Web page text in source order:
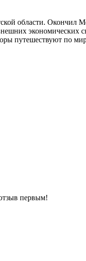
области.
путешествуют по
первым!